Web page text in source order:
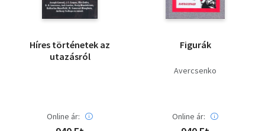
Híres történetek az
utazásról
Online ár:
Figurák
Avercsenko
Online ár: